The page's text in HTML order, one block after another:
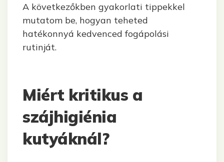
A következőkben gyakorlati tippekkel
mutatom be, hogyan teheted
hatékonnyá kedvenced fogápolási
rutinját.
Miért kritikus a
szájhigiénia
kutyáknál?